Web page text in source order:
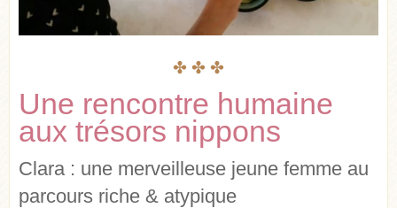
✤ ✤ ✤
Une rencontre humaine
aux trésors nippons
Clara : une merveilleuse jeune femme au
parcours riche & atypique